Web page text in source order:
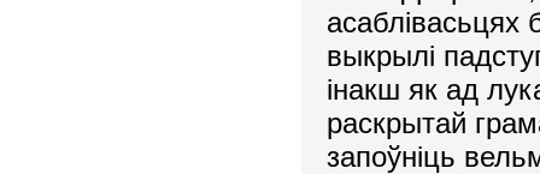
асаблівасьцях
выкрылі
інакш як ад
раскрытай
запоўніць